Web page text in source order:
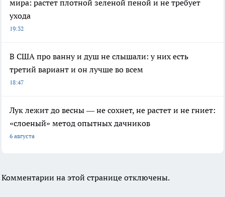
мира: растет плотной зеленой пеной и не требует
ухода
19:32
В США про ванну и душ не слышали: у них есть
третий вариант и он лучше во всем
18:47
Лук лежит до весны — не сохнет, не растет и не гниет:
«слоеный» метод опытных дачников
6 августа
Комментарии на этой странице отключены.